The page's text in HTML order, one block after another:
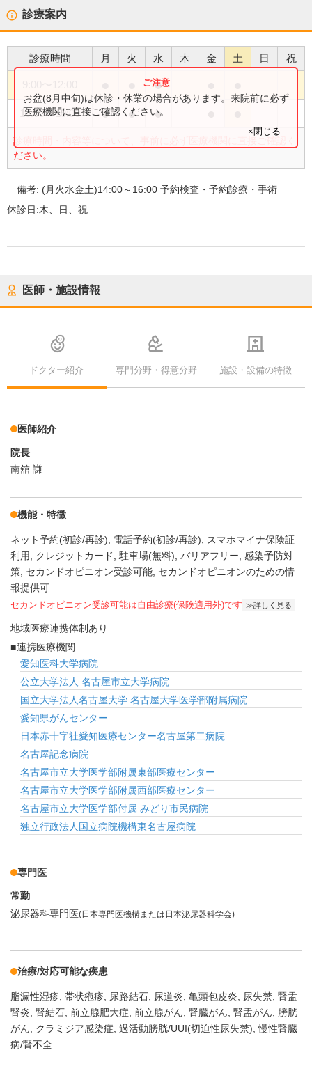
診療案内
診療時間 月 火 水 木 金 土 日 祝
●
16:00〜19:00 ● ● ●
診療時間・内容等について、事前に必ず医療機関に直接ご確認く
ださい。
お盆(8月中旬)は休診・休業の場合があります。来院前に必ず
医療機関に直接ご確認ください。
×閉じる
備考: (月火水金土)14:00～16:00 予約検査・予約診療・手術
休診日:木、日、祝
医師・施設情報
ドクター紹介 専門分野・得意分野 施設・設備の特徴
医師紹介
院長
南舘 謙
機能・特徴
ネット予約(初診/再診) 電話予約(初診/再診)
スマホマイナ保険証
利用
クレジットカード 駐車場(無料) バリアフリー 感染予防対
策 セカンドオピニオン受診可能 セカンドオピニオンのための情
報提供可
セカンドオピニオン受診可能は自由診療(保険適用外)です 詳しく見る
地域医療連携体制あり
連携医療機関
愛知医科大学病院
公立大学法人 名古屋市立大学病院
国立大学法人名古屋大学 名古屋大学医学部附属病院
愛知県がんセンター
日本赤十字社愛知医療センター名古屋第二病院
名古屋記念病院
名古屋市立大学医学部附属東部医療センター
名古屋市立大学医学部附属西部医療センター
名古屋市立大学医学部付属 みどり市民病院
独立行政法人国立病院機構東名古屋病院
専門医
常勤
泌尿器科専門医(日本専門医機構または日本泌尿器科学会)
治療/対応可能な疾患
脂漏性湿疹 帯状疱疹 尿路結石 尿道炎 亀頭包皮炎 尿失禁 腎盂
腎炎 腎結石 前立腺肥大症 前立腺がん 腎臓がん 腎盂がん
膀胱
がん
クラミジア感染症 過活動膀胱/UUI(切迫性尿失禁) 慢性腎臓
病/腎不全